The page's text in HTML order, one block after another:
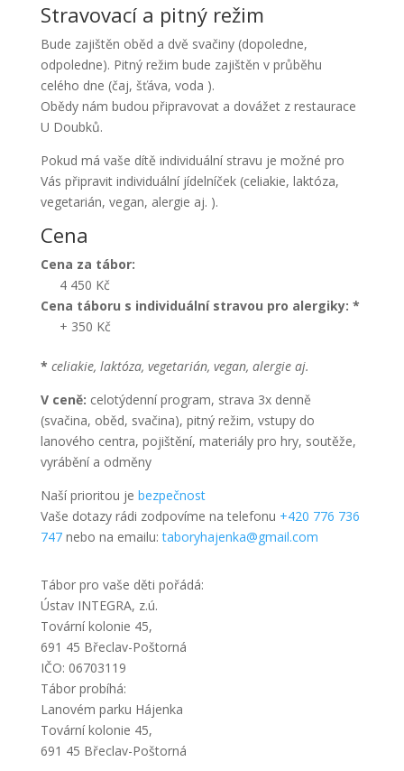
Stravovací a pitný režim
Bude zajištěn oběd a dvě svačiny (dopoledne,
odpoledne). Pitný režim bude zajištěn v průběhu
celého dne (čaj, šťáva, voda ).
Obědy nám budou připravovat a dovážet z restaurace
U Doubků.
Pokud má vaše dítě individuální stravu je možné pro
Vás připravit individuální jídelníček (celiakie, laktóza,
vegetarián, vegan, alergie aj. ).
Cena
Cena za tábor:
4 450 Kč
Cena táboru s individuální stravou pro alergiky: *
+ 350 Kč
* celiakie, laktóza, vegetarián, vegan, alergie aj.
V ceně: celotýdenní program, strava 3x denně
(svačina, oběd, svačina), pitný režim, vstupy do
lanového centra, pojištění, materiály pro hry, soutěže,
vyrábění a odměny
Naší prioritou je bezpečnost
Vaše dotazy rádi zodpovíme na telefonu +420 776 736
747nebo na emailu:taboryhajenka@gmail.com
Tábor pro vaše děti pořádá:
Ústav INTEGRA, z.ú.
Tovární kolonie 45,
691 45 Břeclav-Poštorná
IČO: 06703119
Tábor probíhá:
Lanovém parku Hájenka
Tovární kolonie 45,
691 45 Břeclav-Poštorná